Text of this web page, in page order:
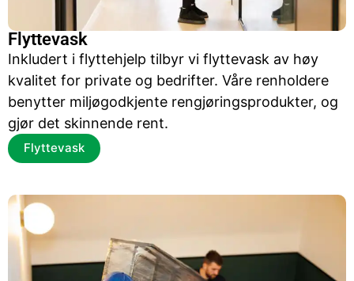
Flyttevask
Inkludert i flyttehjelp tilbyr vi flyttevask av høy
kvalitet for private og bedrifter. Våre renholdere
benytter miljøgodkjente rengjøringsprodukter, og
gjør det skinnende rent.
Flyttevask